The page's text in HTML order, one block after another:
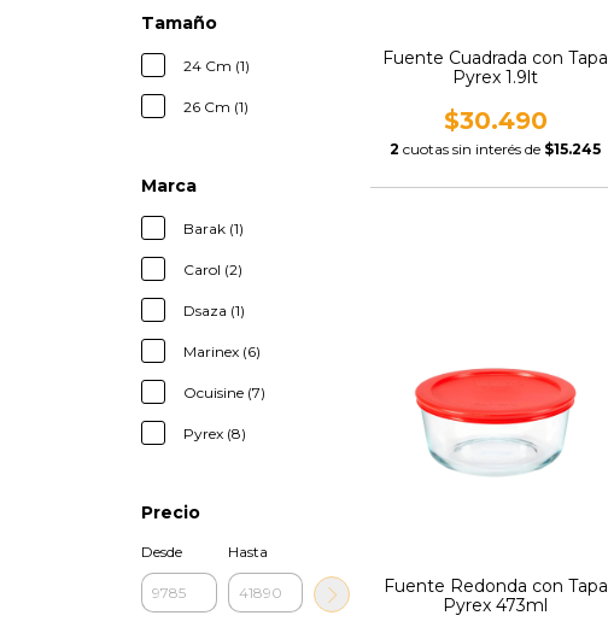
Tamaño
24 Cm (1)
26 Cm (1)
Marca
Barak (1)
Carol (2)
Dsaza (1)
Marinex (6)
Ocuisine (7)
Pyrex (8)
Precio
Desde Hasta
Fuente Cuadrada con Tapa
Pyrex 1.9lt
$30.490
2 cuotas sin interés de $15.245
Fuente Redonda con Tapa
Pyrex 473ml